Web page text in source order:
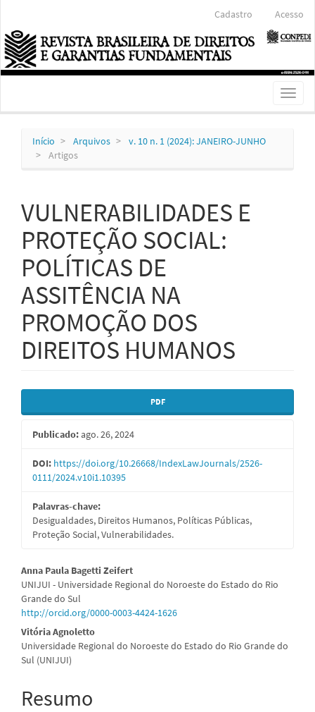
Conteúdo
principal
Barra
Lateral
Cadastro Acesso
Toggle
Início Arquivos
v. 10 n. 1 (2024): JANEIRO-JUNHO
Artigos
VULNERABILIDADES E
PROTEÇÃO SOCIAL:
POLÍTICAS DE
ASSITÊNCIA NA
PROMOÇÃO DOS
DIREITOS HUMANOS
Barra
lateral
de
artigos
PDF
Publicado:ago. 26, 2024
DOI: https://doi.org/10.26668/IndexLawJournals/2526-
0111/2024.v10i1.10395
Palavras-chave:
Desigualdades, Direitos Humanos, Políticas Públicas,
Proteção Social, Vulnerabilidades.
Conteúdo
do
artigo
principal
Anna Paula Bagetti Zeifert
UNIJUI - Universidade Regional do Noroeste do Estado do Rio
Grande do Sul
http://orcid.org/0000-0003-4424-1626
Vitória Agnoletto
Universidade Regional do Noroeste do Estado do Rio Grande do
Sul (UNIJUI)
Resumo